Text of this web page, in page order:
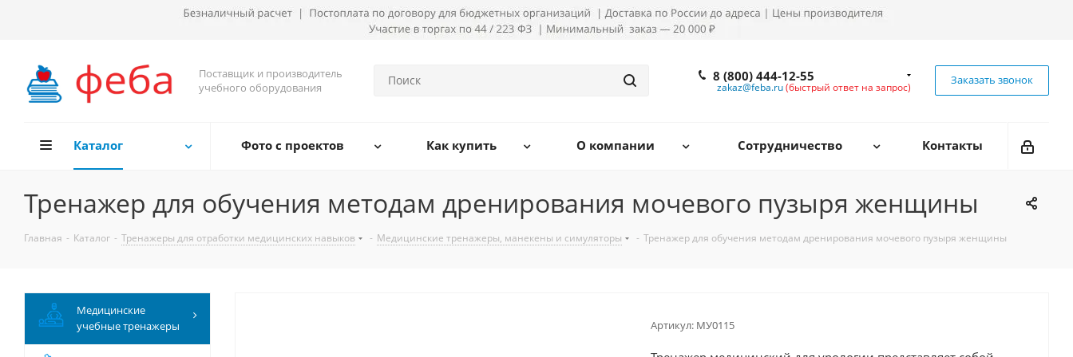
Поставщик и производитель
учебного оборудования
8 (800) 444-12-55
zakaz@feba.ru(быстрый ответ на запрос)
Заказать звонок
Каталог Фото с проектов Как купить О компании Сотрудничество Контакты
Тренажер для обучения методам дренирования мочевого пузыря женщины
Главная - Каталог - Тренажеры для отработки медицинских навыков - Медицинские тренажеры, манекены и симуляторы - Тренажер для обучения методам дренирования мочевого пузыря женщины
Артикул: МУ0115
Медицинские
учебные тренажеры